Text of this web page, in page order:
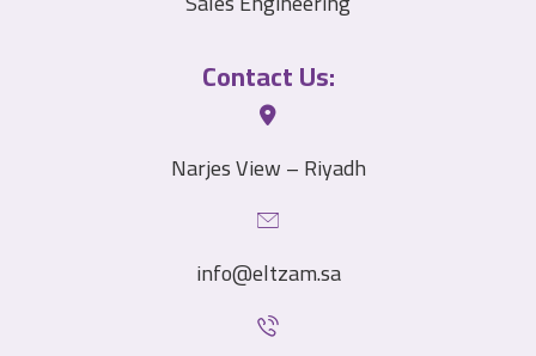
Contact Us:
Narjes View – Riyadh
info@eltzam.sa